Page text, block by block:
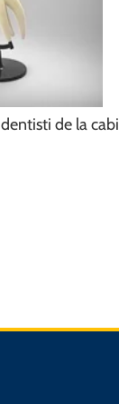
de la